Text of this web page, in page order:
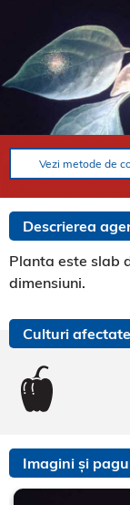
Vezi metode de
Descrierea
Planta este slab
dimensiuni.
Culturi afectate
Imagini și